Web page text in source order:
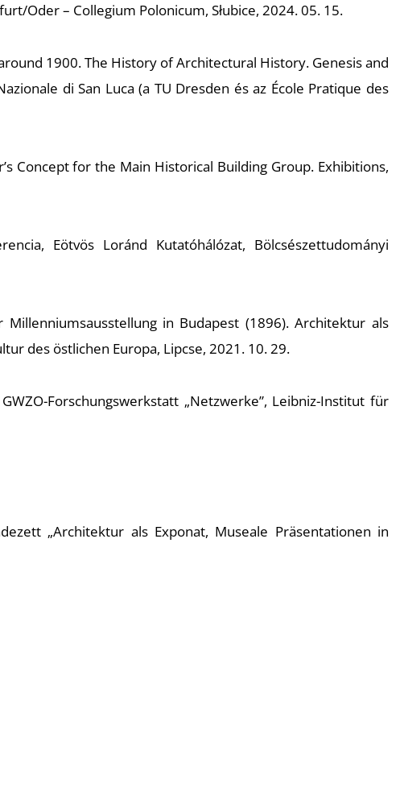
Oder – Collegium Polonicum, Słubice, 2024. 05. 15.
1900. The History of Architectural History. Genesis and
di San Luca (a TU Dresden és az École Pratique des
Concept for the Main Historical Building Group. Exhibitions,
Eötvös Loránd Kutatóhálózat, Bölcsészettudományi
in Budapest (1896). Architektur als
des östlichen Europa, Lipcse, 2021. 10. 29.
Forschungswerkstatt „Netzwerke”, Leibniz-Institut für
„Architektur als Exponat, Museale Präsentationen in